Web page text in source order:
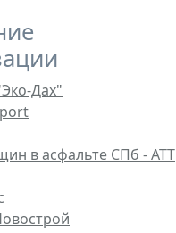
Дах"
в асфальте СПб - ATT